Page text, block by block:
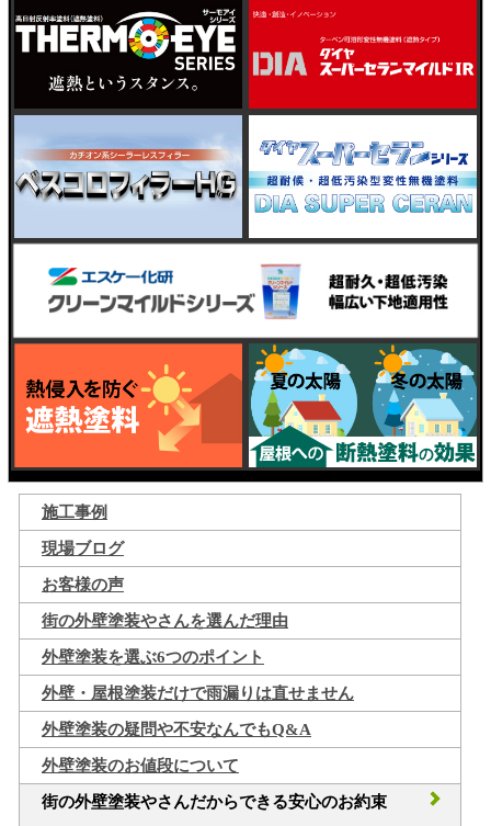
施工事例
現場ブログ
お客様の声
街の外壁塗装やさんを選んだ理由
外壁塗装を選ぶ6つのポイント
外壁・屋根塗装だけで雨漏りは直せません
外壁塗装の疑問や不安なんでもQ&A
外壁塗装のお値段について
街の外壁塗装やさんだからできる安心のお約束